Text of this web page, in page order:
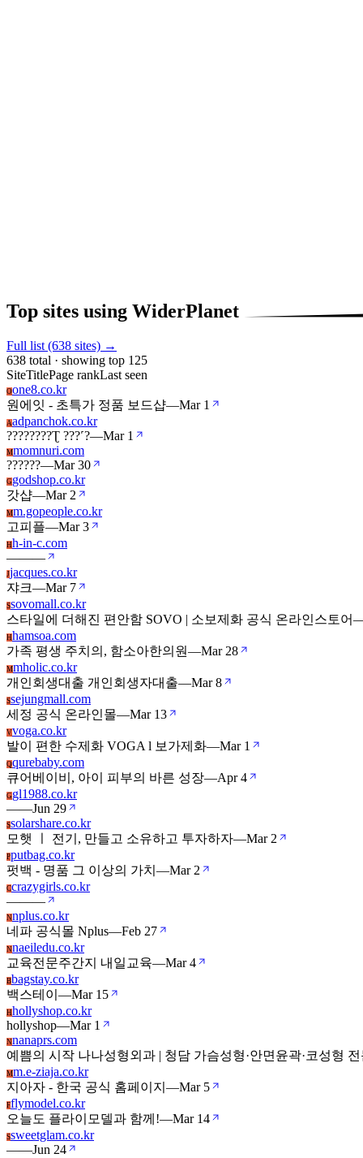
Top sites using WiderPlanet
Full list (638 sites) →
638 total · showing top 125
SiteTitlePage rankLast seen
Oone8.co.kr
원에잇 - 초특가 정품 보드샵—Mar 1
Aadpanchok.co.kr
????????Ʈ ???˹?—Mar 1
Mmomnuri.com
??????—Mar 30
Ggodshop.co.kr
갓샵—Mar 2
Mm.gopeople.co.kr
고피플—Mar 3
Hh-in-c.com
———
Jjacques.co.kr
쟈크—Mar 7
Ssovomall.co.kr
스타일에 더해진 편안함 SOVO | 소보제화 공식 온라인스토어
Hhamsoa.com
가족 평생 주치의, 함소아한의원—Mar 28
Mmholic.co.kr
개인회생대출 개인회생자대출—Mar 8
Ssejungmall.com
세정 공식 온라인몰—Mar 13
Vvoga.co.kr
발이 편한 수제화 VOGA l 보가제화—Mar 1
Qqurebaby.com
큐어베이비, 아이 피부의 바른 성장—Apr 4
Ggl1988.co.kr
——Jun 29
Ssolarshare.co.kr
모햇 ㅣ 전기, 만들고 소유하고 투자하자—Mar 2
Pputbag.co.kr
펏백 - 명품 그 이상의 가치 —Mar 2
Ccrazygirls.co.kr
———
Nnplus.co.kr
네파 공식몰 Nplus—Feb 27
Nnaeiledu.co.kr
교육전문주간지 내일교육—Mar 4
Bbagstay.co.kr
백스테이 —Mar 15
Hhollyshop.co.kr
hollyshop—Mar 1
Nnanaprs.com
예쁨의 시작 나나성형외과 | 청담 가슴성형·안면윤곽·코성형
Mm.e-ziaja.co.kr
지아자 - 한국 공식 홈페이지 —Mar 5
Fflymodel.co.kr
오늘도 플라이모델과 함께!—Mar 14
Ssweetglam.co.kr
——Jun 24